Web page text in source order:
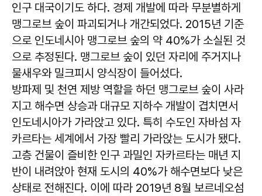
인구 대국이기도 하다. 경제 개발에 따라 무분별하게
맹그로브 숲이 파괴되거나 개간되었다. 2015년 기준
으로 인도네시아 맹그로브 숲의 약 40%가 소실된 것
으로 추정된다. 맹그로브 숲이 있던 자리에 주거지나
물새우와 밀크피시 양식장이 들어섰다.
방파제 및 천연 제방 역할을 하던 맹그로브 숲이 사라
지고 해수면 상승과 대규모 지하수 개발이 겹치면서
인도네시아가 가라앉고 있다. 특히 수도인 자바섬 자
카르타는 세계에서 가장 빨리 가라앉는 도시가 됐다.
고층 건물이 즐비한 인구 과밀인 자카르타는 매년 지
반이 내려앉아 현재 도시의 40%가 해수면보다 낮은
상태로 전해진다. 이에 따라 2019년 8월 보르네오섬